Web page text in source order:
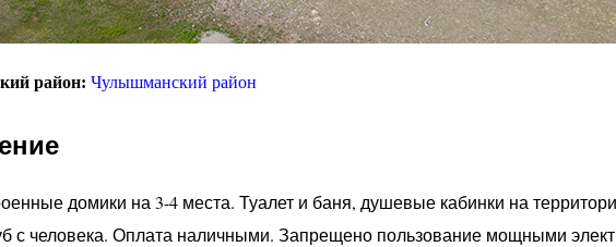
район: Чулышманский район
домики на 3-4 места. Туалет и баня, душевые кабинки на
с человека. Оплата наличными. Запрещено пользование мощными